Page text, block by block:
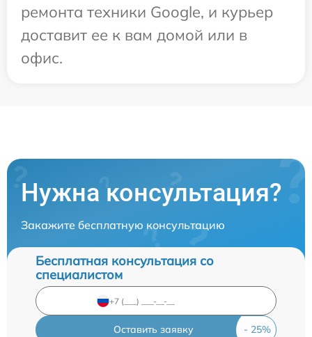
ремонта техники Google, и курьер
доставит ее к вам домой или в
офис.
Нужна консультация?
Закажите бесплатную консультацию
Бесплатная консультация со
специалистом
Оставить заявку